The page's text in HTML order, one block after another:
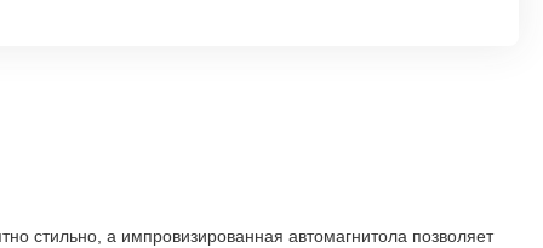
стильно, а импровизированная автомагнитола позволяет